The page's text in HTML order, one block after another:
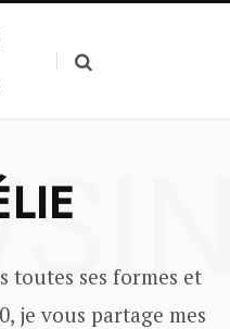
toutes ses formes et
je vous partage mes